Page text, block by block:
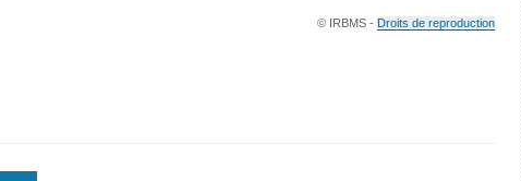
© IRBMS - Droits de reproduction